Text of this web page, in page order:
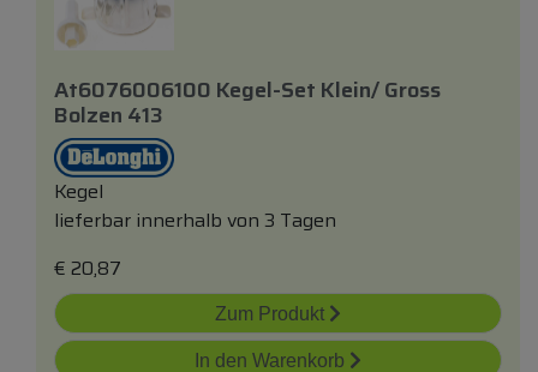
At6076006100 Kegel-Set Klein/ Gross
Bolzen 413
Kegel
lieferbar innerhalb von 3 Tagen
€ 20,87
Zum Produkt
In den Warenkorb